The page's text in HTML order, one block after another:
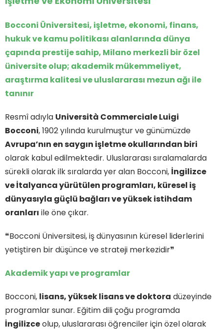
Bocconi Üniversitesi, işletme, ekonomi, finans,
hukuk ve kamu politikası alanlarında dünya
çapında prestije sahip, Milano merkezli bir özel
üniversite olup; akademik mükemmeliyet,
araştırma kalitesi ve uluslararası mezun ağı ile
tanınır
Resmî adıyla Università Commerciale Luigi
Bocconi, 1902 yılında kurulmuştur ve günümüzde
Avrupa’nın en saygın işletme okullarından biri
olarak kabul edilmektedir. Uluslararası sıralamalarda
sürekli olarak ilk sıralarda yer alan Bocconi, İngilizce
ve İtalyanca yürütülen programları, küresel iş
dünyasıyla güçlü bağları ve yüksek istihdam
oranları ile öne çıkar.
❝Bocconi Üniversitesi, iş dünyasının küresel liderlerini
yetiştiren bir düşünce ve strateji merkezidir❞
Akademik yapı ve programlar
Bocconi, lisans, yüksek lisans ve doktora düzeyinde
programlar sunar. Eğitim dili çoğu programda
İngilizceolup, uluslararası öğrenciler için özel olarak